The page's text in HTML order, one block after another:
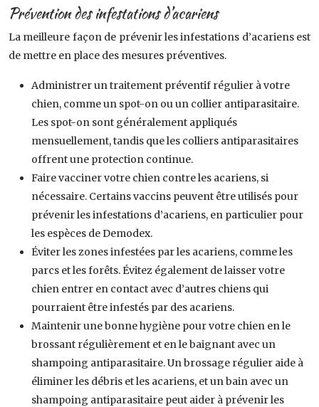
Prévention des infestations d’acariens
La meilleure façon de prévenir les infestations d’acariens est
de mettre en place des mesures préventives.
Administrer un traitement préventif régulier à votre
chien, comme un spot-on ou un collier antiparasitaire.
Les spot-on sont généralement appliqués
mensuellement, tandis que les colliers antiparasitaires
offrent une protection continue.
Faire vacciner votre chien contre les acariens, si
nécessaire. Certains vaccins peuvent être utilisés pour
prévenir les infestations d’acariens, en particulier pour
les espèces de Demodex.
Éviter les zones infestées par les acariens, comme les
parcs et les forêts. Évitez également de laisser votre
chien entrer en contact avec d’autres chiens qui
pourraient être infestés par des acariens.
Maintenir une bonne hygiène pour votre chien en le
brossant régulièrement et en le baignant avec un
shampoing antiparasitaire. Un brossage régulier aide à
éliminer les débris et les acariens, et un bain avec un
shampoing antiparasitaire peut aider à prévenir les